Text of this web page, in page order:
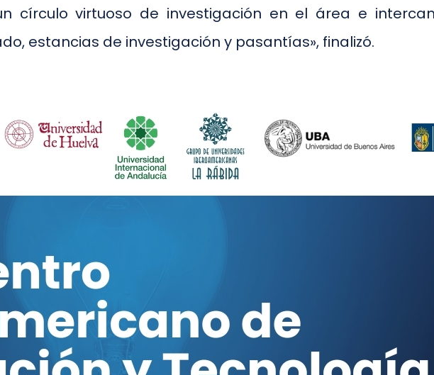
círculo virtuoso de investigación en el área e
estancias de investigación y pasantías», finalizó.